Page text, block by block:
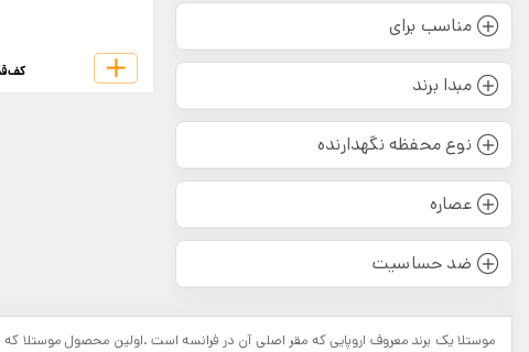
مناسب برای
مبدا برند
نوع محفظه نگهدارنده
عصاره
ضد حساسیت
موستلا